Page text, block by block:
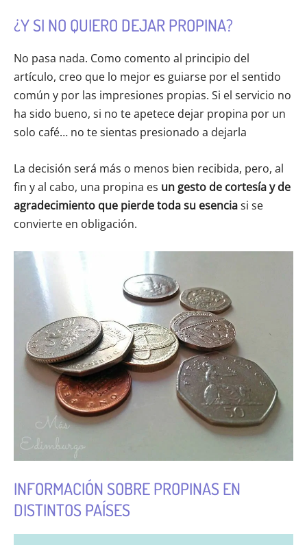
¿Y SI NO QUIERO DEJAR PROPINA?
No pasa nada. Como comento al principio del
artículo, creo que lo mejor es guiarse por el sentido
común y por las impresiones propias. Si el servicio no
ha sido bueno, si no te apetece dejar propina por un
solo café… no te sientas presionado a dejarla
La decisión será más o menos bien recibida, pero, al
fin y al cabo, una propina es un gesto de cortesía y de
agradecimiento que pierde toda su esenciasi se
convierte en obligación.
INFORMACIÓN SOBRE PROPINAS EN
DISTINTOS PAÍSES